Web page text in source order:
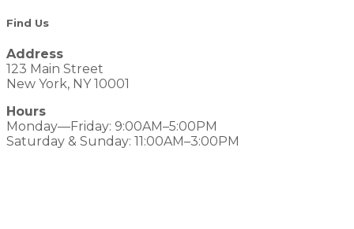
Find Us
Address
123 Main Street
New York, NY 10001
Hours
Monday—Friday: 9:00AM–5:00PM
Saturday & Sunday: 11:00AM–3:00PM